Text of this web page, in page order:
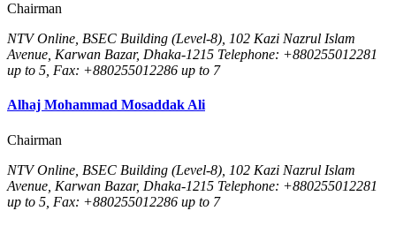
Chairman
NTV Online, BSEC Building (Level-8), 102 Kazi Nazrul Islam
Avenue, Karwan Bazar, Dhaka-1215 Telephone: +880255012281
up to 5, Fax: +880255012286 up to 7
Alhaj Mohammad Mosaddak Ali
Chairman
NTV Online, BSEC Building (Level-8), 102 Kazi Nazrul Islam
Avenue, Karwan Bazar, Dhaka-1215 Telephone: +880255012281
up to 5, Fax: +880255012286 up to 7